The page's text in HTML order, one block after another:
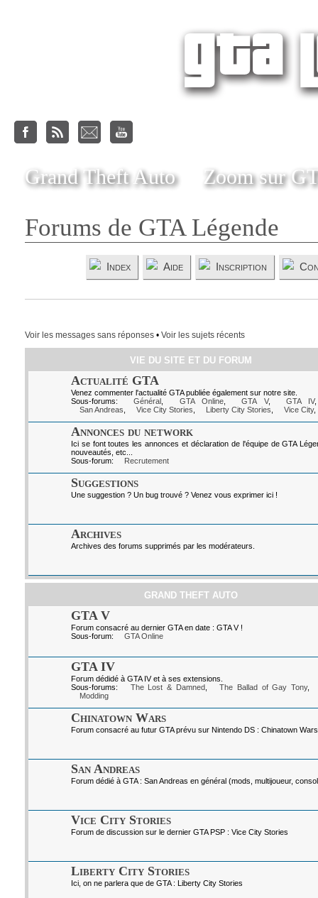
Grand Theft Auto Zoom sur
Forums de GTA Légende
Index Aide Inscription
Voir les messages sans réponses• Voir les sujets récents
VIE DU SITE ET DU FORUM
Actualité GTA
Venez commenter l'actualité GTA publiée également sur notre site.
Sous-forums:
Général GTA Online, GTA V, GTA IV
San Andreas
Vice City Stories Liberty City Stories Vice City,
Annonces du network
Ici se font toutes les annonces et déclaration de l'équipe de GTA
nouveautés, etc...
Sous-forum:
Recrutement
Suggestions
Une suggestion ? Un bug trouvé ? Venez vous exprimer ici !
Archives
Archives des forums supprimés par les modérateurs.
GRAND THEFT AUTO
GTA V
Forum consacré au dernier GTA en date : GTA V !
Sous-forum:
GTA Online
GTA IV
Forum dédidé à GTA IV et à ses extensions.
Sous-forums:
The Lost & Damned, The Ballad of Gay Tony,
Modding
Chinatown Wars
Forum consacré au futur GTA prévu sur Nintendo DS : Chinatown Wars
San Andreas
Forum dédié à GTA : San Andreas en général (mods, multijoueur,
Vice City Stories
Forum de discussion sur le dernier GTA PSP : Vice City Stories
Liberty City Stories
Ici, on ne parlera que de GTA : Liberty City Stories